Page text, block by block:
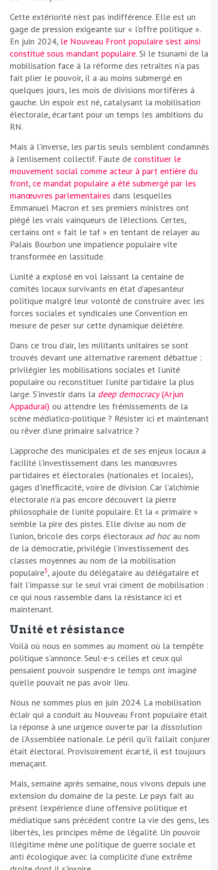
Cette extériorité n’est pas indifférence. Elle est un
gage de pression exigeante sur « l’offre politique ».
En juin 2024, le Nouveau Front populaire s’est ainsi
constitué sous mandant populaire. Si le tsunami de la
mobilisation face à la réforme des retraites n’a pas
fait plier le pouvoir, il a au moins submergé en
quelques jours, les mois de divisions mortifères à
gauche. Un espoir est né, catalysant la mobilisation
électorale, écartant pour un temps les ambitions du
RN.
Mais à l’inverse, les partis seuls semblent condamnés
à l’enlisement collectif. Faute de constituer le
mouvement social comme acteur à part entière du
front, ce mandat populaire a été submergé par les
manœuvres parlementaires dans lesquelles
Emmanuel Macron et ses premiers ministres ont
piégé les vrais vainqueurs de l’élections. Certes,
certains ont « fait le taf » en tentant de relayer au
Palais Bourbon une impatience populaire vite
transformée en lassitude.
L’unité a explosé en vol laissant la centaine de
comités locaux survivants en état d’apesanteur
politique malgré leur volonté de construire avec les
forces sociales et syndicales une Convention en
mesure de peser sur cette dynamique délétère.
Dans ce trou d’air, les militants unitaires se sont
trouvés devant une alternative rarement débattue :
privilégier les mobilisations sociales et l’unité
populaire ou reconstituer l’unité partidaire la plus
large. S’investir dans la deep democracy(Arjun
Appadurai) ou attendre les frémissements de la
scène médiatico-politique ? Résister ici et maintenant
ou rêver d’une primaire salvatrice ?
L’approche des municipales et de ses enjeux locaux a
facilité l’investissement dans les manœuvres
partidaires et électorales (nationales et locales),
gages d’inefficacité, voire de division. Car l’alchimie
électorale n’a pas encore découvert la pierre
philosophale de l’unité populaire. Et la « primaire »
semble la pire des pistes. Elle divise au nom de
l’union, bricole des corps électoraux ad hocau nom
de la démocratie, privilégie l’investissement des
classes moyennes au nom de la mobilisation
populaire5, ajoute du délégataire au délégataire et
fait l’impasse sur le seul vrai ciment de mobilisation :
ce qui nous rassemble dans la résistance ici et
maintenant.
Unité et résistance
Voilà où nous en sommes au moment où la tempête
politique s’annonce. Seul⋅e⋅s celles et ceux qui
pensaient pouvoir suspendre le temps ont imaginé
qu’elle pouvait ne pas avoir lieu.
Nous ne sommes plus en juin 2024. La mobilisation
éclair qui a conduit au Nouveau Front populaire était
la réponse à une urgence ouverte par la dissolution
de l’Assemblée nationale. Le péril qu’il fallait conjurer
était électoral. Provisoirement écarté, il est toujours
menaçant.
Mais, semaine après semaine, nous vivons depuis une
extension du domaine de la peste. Le pays fait au
présent l’expérience d’une offensive politique et
médiatique sans précédent contre la vie des gens, les
libertés, les principes même de l’égalité. Un pouvoir
illégitime mène une politique de guerre sociale et
anti écologique avec la complicité d’une extrême